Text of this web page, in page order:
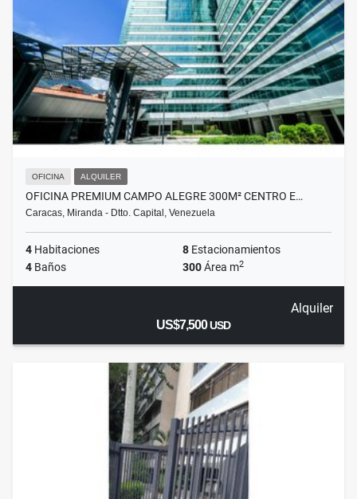
OFICINA ALQUILER
OFICINA PREMIUM CAMPO ALEGRE 300M² CENTRO E…
Caracas, Miranda - Dtto. Capital, Venezuela
4 Habitaciones 8 Estacionamientos
4 Baños 300Área m2
Alquiler
US$7,500USD